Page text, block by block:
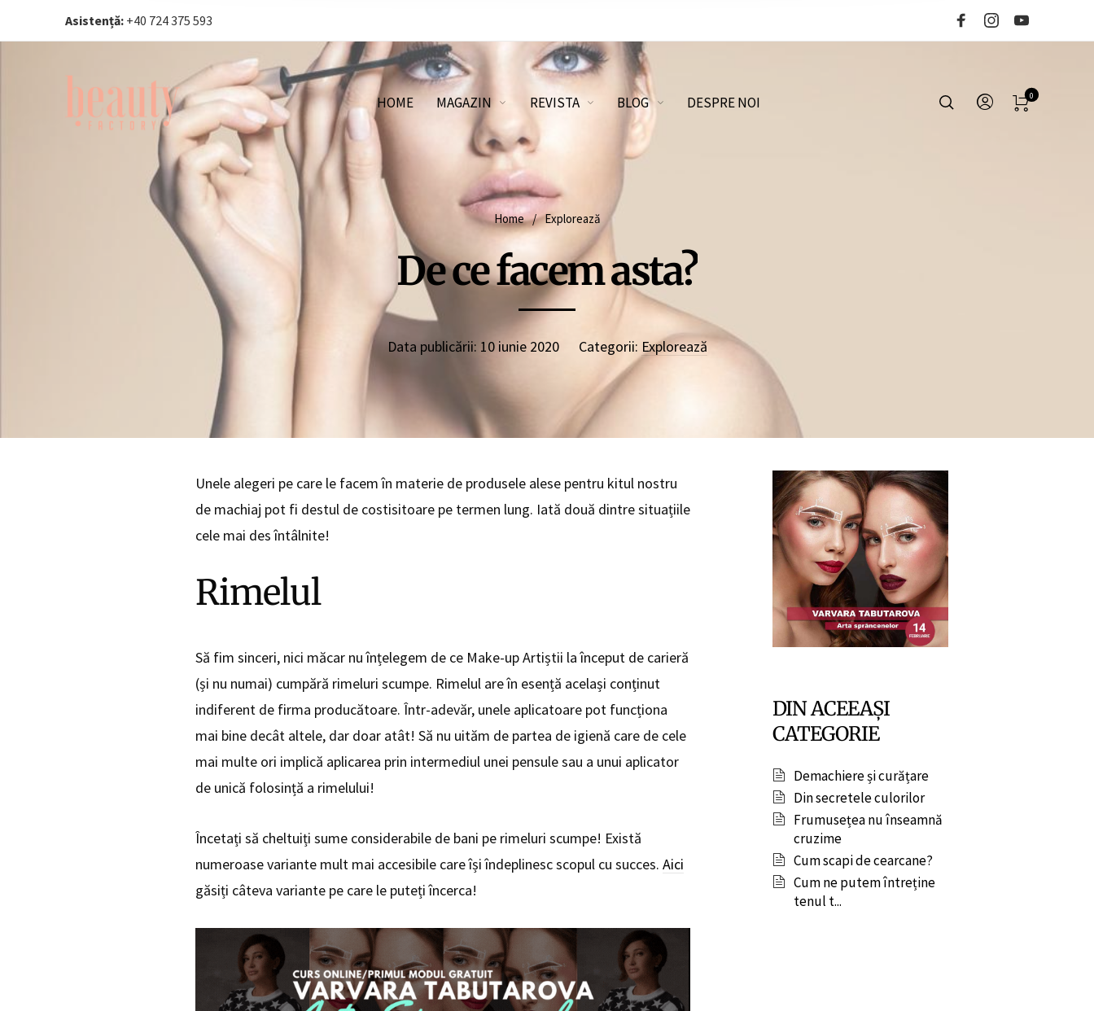
Asistență: +40 724 375 593‬
HOME MAGAZIN REVISTA BLOG DESPRE NOI 0
Home / Explorează
De ce facem asta?
Data publicării: 10 iunie 2020 Categorii: Explorează
Unele alegeri pe care le facem în materie de produsele alese pentru kitul nostru
de machiaj pot fi destul de costisitoare pe termen lung. Iată două dintre situațiile
cele mai des întâlnite!
Rimelul
Să fim sinceri, nici măcar nu înțelegem de ce Make-up Artiștii la început de carieră
(și nu numai) cumpără rimeluri scumpe. Rimelul are în esență același conținut
indiferent de firma producătoare. Într-adevăr, unele aplicatoare pot funcționa
mai bine decât altele, dar doar atât! Să nu uităm de partea de igienă care de cele
mai multe ori implică aplicarea prin intermediul unei pensule sau a unui aplicator
de unică folosință a rimelului!
Încetați să cheltuiți sume considerabile de bani pe rimeluri scumpe! Există
numeroase variante mult mai accesibile care își îndeplinesc scopul cu succes. Aici
găsiți câteva variante pe care le puteți încerca!
DIN ACEEAȘI
CATEGORIE
Demachiere și curățare
Din secretele culorilor
Frumusețea nu înseamnă
cruzime
Cum scapi de cearcane?
Cum ne putem întreține
tenul t...